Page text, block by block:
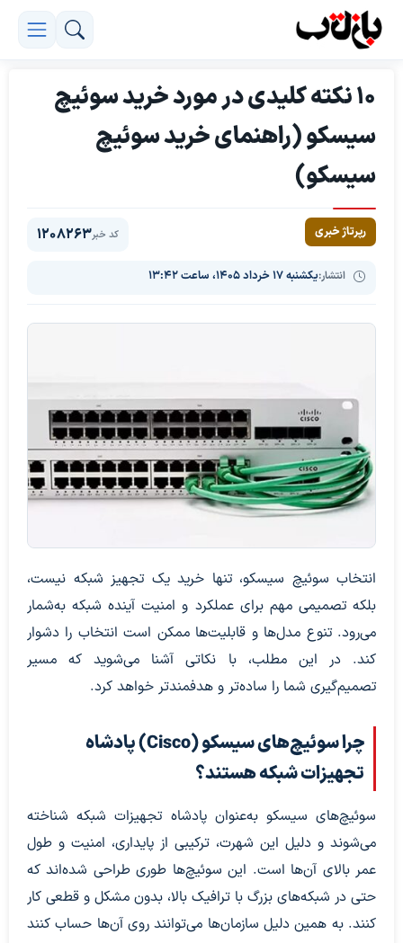
10 نکته کلیدی در مورد خرید سوئیچ
سیسکو (راهنمای خرید سوئیچ
سیسکو)
رپرتاژ خبری
انتشار:یکشنبه ۱۷ خرداد ۱۴۰۵، ساعت ۱۳:۴۲
کد خبر1208263
انتخاب سوئیچ سیسکو، تنها خرید یک تجهیز شبکه نیست،
بلکه تصمیمی مهم برای عملکرد و امنیت آینده شبکه به‌شمار
می‌رود. تنوع مدل‌ها و قابلیت‌ها ممکن است انتخاب را دشوار
کند. در این مطلب، با نکاتی آشنا می‌شوید که مسیر
تصمیم‌گیری شما را ساده‌تر و هدفمندتر خواهد کرد.
چرا سوئیچ‌های سیسکو (Cisco) پادشاه
تجهیزات شبکه هستند؟
سوئیچ‌های سیسکو به‌عنوان پادشاه تجهیزات شبکه شناخته
می‌شوند و دلیل این شهرت، ترکیبی از پایداری، امنیت و طول
عمر بالای آن‌ها است. این سوئیچ‌ها طوری طراحی شده‌اند که
حتی در شبکه‌های بزرگ با ترافیک بالا، بدون مشکل و قطعی کار
کنند. به همین دلیل سازمان‌ها می‌توانند روی آن‌ها حساب کنند